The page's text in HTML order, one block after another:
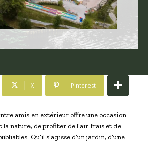
X Pinterest
amis en extérieur offre une occasion
la nature, de profiter de l’air frais et de
Qu’il s’agisse d’un jardin, d’une